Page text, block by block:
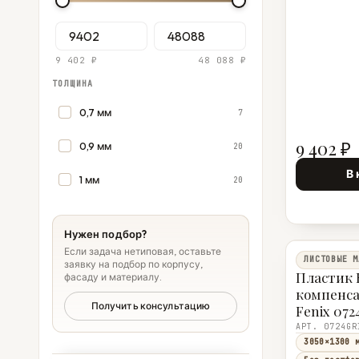
9 402 ₽ 48 088 ₽
ТОЛЩИНА
0,7 мм 7
0,9 мм 20
1 мм 20
Нужен подбор?
Если задача нетиповая, оставьте
заявку на подбор по корпусу,
фасаду и материалу.
Получить консультацию
9 402 ₽
В
ЛИСТОВЫЕ
Пластик
Fenix
(0724
3050×1300